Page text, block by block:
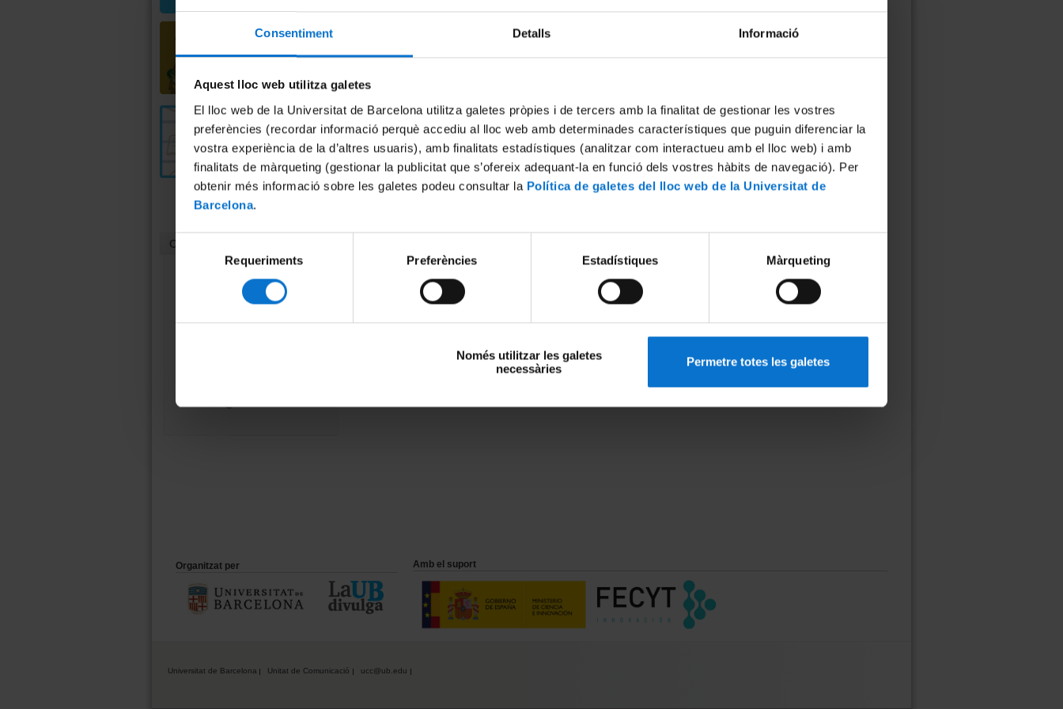
Consentiment Detalls Informació
Aquest lloc web utilitza galetes
El lloc web de la Universitat de Barcelona utilitza galetes pròpies i de tercers amb la finalitat de gestionar les vostres
preferències (recordar informació perquè accediu al lloc web amb determinades característiques que puguin diferenciar la
vostra experiència de la d’altres usuaris), amb finalitats estadístiques (analitzar com interactueu amb el lloc web) i amb
finalitats de màrqueting (gestionar la publicitat que s’ofereix adequant-la en funció dels vostres hàbits de navegació). Per
obtenir més informació sobre les galetes podeu consultar la Política de galetes del lloc web de la Universitat de
Barcelona.
Selecció
consentiment
Requeriments Preferències Estadístiques Màrqueting
Només utilitzar les galetes
necessàries
Permetre totes les galetes
Contacte
Unitat de Cultura
Científica i Innovació
ucc@ub.edu
Organitzat per Amb el suport
Universitat de Barcelona Unitat de Comunicació ucc@ub.edu